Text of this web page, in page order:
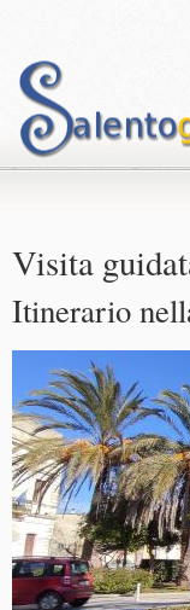
Visita
Itinerario